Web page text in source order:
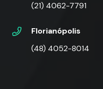
(21) 4062-7791
Florianópolis
(48) 4052-8014